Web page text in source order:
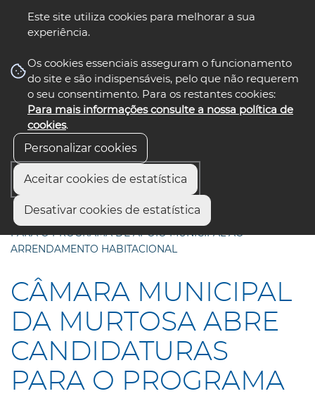
Este site utiliza cookies para melhorar a sua
experiência.
Os cookies essenciais asseguram o funcionamento
do site e são indispensáveis, pelo que não requerem
o seu consentimento. Para os restantes cookies:
Para mais informações consulte a nossa política de
cookies.
Personalizar cookies
Aceitar cookies de estatística
Desativar cookies de estatística
nos select language
Início
CÂMARA MUNICIPAL DA MURTOSA ABRE CANDIDATURAS
PARA O PROGRAMA DE APOIO MUNICIPAL AO
ARRENDAMENTO HABITACIONAL
CÂMARA MUNICIPAL
DA MURTOSA ABRE
CANDIDATURAS
PARA O PROGRAMA